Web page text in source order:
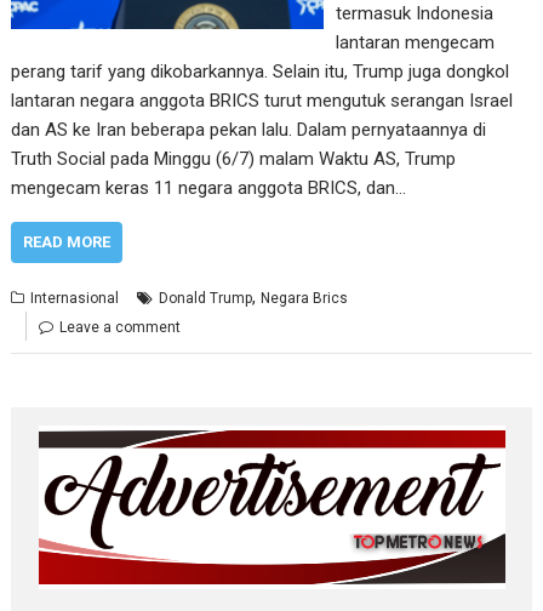
termasuk Indonesia
lantaran mengecam
perang tarif yang dikobarkannya. Selain itu, Trump juga dongkol
lantaran negara anggota BRICS turut mengutuk serangan Israel
dan AS ke Iran beberapa pekan lalu. Dalam pernyataannya di
Truth Social pada Minggu (6/7) malam Waktu AS, Trump
mengecam keras 11 negara anggota BRICS, dan…
READ MORE
Internasional Donald Trump,Negara Brics
Leave a comment